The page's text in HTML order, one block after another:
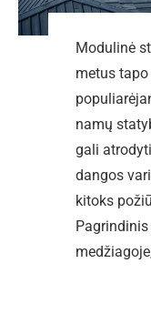
Modulinė
metus
namų
gali
dangos
kitoks